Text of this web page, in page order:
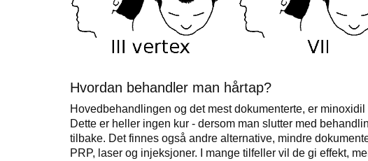
Hvordan behandler man hårtap?
Hovedbehandlingen og det mest dokumenterte, er
Dette er heller ingen kur - dersom man slutter med
tilbake. Det finnes også andre alternative, mindre
PRP, laser og injeksjoner. I mange tilfeller vil de gi effekt,